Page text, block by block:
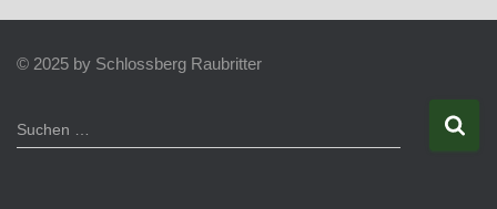
© 2025 by Schlossberg Raubritter
u
Suchen …